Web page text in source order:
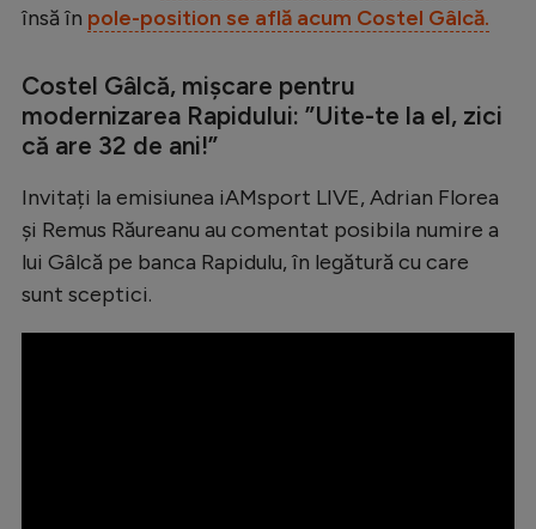
Clasamente
Handbal
Natație
însă în pole-position se află acum Costel Gâlcă.
Costel Gâlcă, mișcare pentru
modernizarea Rapidului: ”Uite-te la el, zici
că are 32 de ani!”
Invitați la emisiunea iAMsport LIVE, Adrian Florea
și Remus Răureanu au comentat posibila numire a
lui Gâlcă pe banca Rapidulu, în legătură cu care
sunt sceptici.